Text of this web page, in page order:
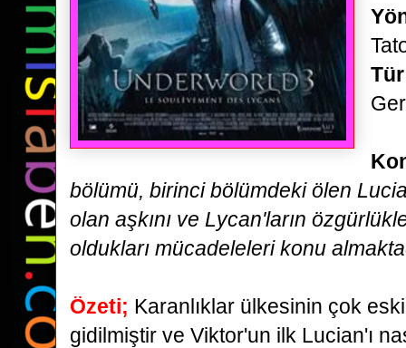
bölümü, birinci bölümdeki ölen
olan aşkını ve Lycan'ların
oldukları mücadeleleri konu
Özeti; Karanlıklar ülkesinin çok
gidilmiştir ve Viktor'un ilk Lucian'ı